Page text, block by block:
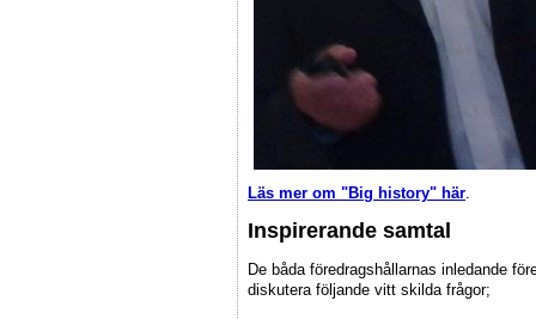
Läs mer om "Big history" här.
Inspirerande samtal
De båda föredragshållarnas inledande
diskutera följande vitt skilda frågor;